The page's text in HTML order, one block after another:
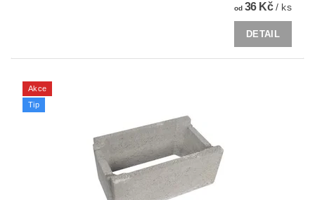
od36 Kč/ ks
DETAIL
Akce
Tip